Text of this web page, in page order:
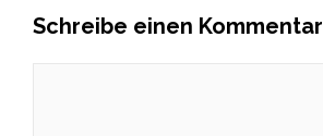
Schreibe einen Kommentar